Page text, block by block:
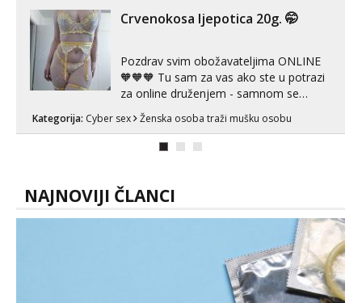
Telegram 👉@enafriedrichkis 🤬NE
RADIM SASTANKE I DRUZENJA UZIVO
Crvenokosa ljepotica 20g. 🤭
Pozdrav svim obožavateljima ONLINE
🧡🧡🧡 Tu sam za vas ako ste u potrazi
za online druženjem - samnom se
možete zabaviti preko videopoziva, ili
ako vam nisam dovoljna radim i u paru i
trojci s kolegicama, svaka je drugačija
Kategorija: Cyber sex Ženska osoba traži mušku osobu
NAJNOVIJI ČLANCI